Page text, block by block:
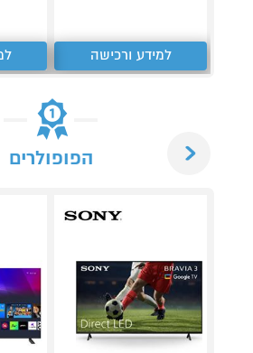
למידע ורכישה
הפופולרים